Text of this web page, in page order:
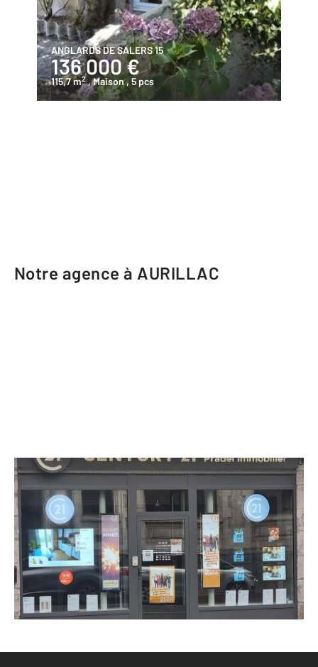
ANGLARDS DE SALERS 15
136 000 €
115,7 m2 , Maison, 5 pcs
Notre agence à AURILLAC
CENTURY 21 Pradel Immobilier
17 avenue de la République
AURILLAC - 15000
Envoyer un message
Téléphoner à l'agence